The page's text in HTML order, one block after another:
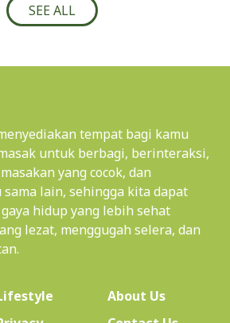
SEE ALL
tempat bagi kamu
untuk berbagi, berinteraksi,
yang cocok, dan
lain, sehingga kita dapat
hidup yang lebih sehat
lezat, menggugah selera, dan
About Us(current)